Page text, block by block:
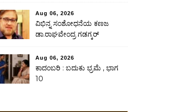
Aug 06, 2026
ವಿಭಿನ್ನ ಸಂಶೋಧನೆಯ ಕಣಜ
ಡಾ.ರಾಘವೇಂದ್ರ ಗಡಗ್ಕರ್
Aug 06, 2026
ಕಾದಂಬರಿ : ಬದುಕು ಭ್ರಮೆ , ಭಾಗ
10